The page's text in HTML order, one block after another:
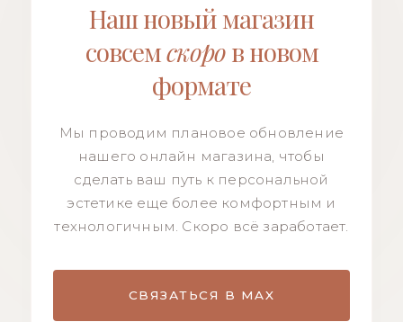
Наш новый магазин
совсемскоров новом
формате
Мы проводим плановое обновление
нашего онлайн магазина, чтобы
сделать ваш путь к персональной
эстетике еще более комфортным и
технологичным. Скоро всё заработает.
СВЯЗАТЬСЯ В MAX